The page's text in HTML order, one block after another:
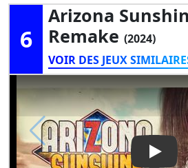
6
Arizona
Remake (2024)
VOIR DES JEUX
Play